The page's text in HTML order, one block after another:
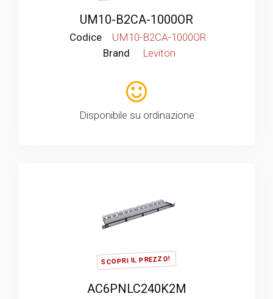
UM10-B2CA-1000OR
Codice
UM10-B2CA-1000OR
Brand
Leviton
Disponibile su ordinazione
SCOPRI IL PREZZO!
AC6PNLC240K2M